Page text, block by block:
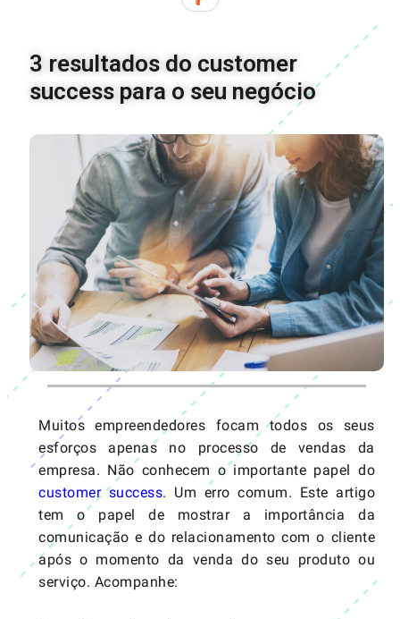
3 resultados do customer
success para o seu negócio
Muitos empreendedores focam todos os seus
esforços apenas no processo de vendas da
empresa. Não conhecem o importante papel do
customer success. Um erro comum. Este artigo
tem o papel de mostrar a importância da
comunicação e do relacionamento com o cliente
após o momento da venda do seu produto ou
serviço. Acompanhe: